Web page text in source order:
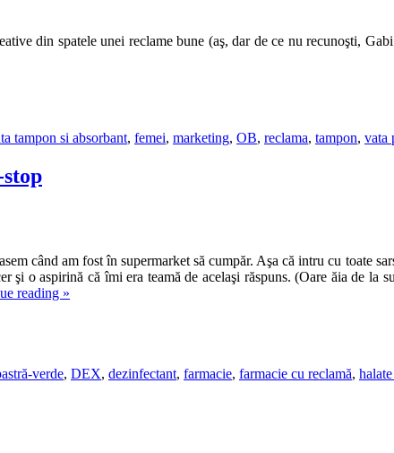
din spatele unei reclame bune (aş, dar de ce nu recunoşti,
tampon si absorbant, femei, marketing, OB, reclama, tampon, vata
când am fost în supermarket să cumpăr. Aşa că intru cu toate
şi o aspirină că îmi era teamă de acelaşi răspuns. (Oare ăia de
reading »
verde, DEX, dezinfectant, farmacie, farmacie cu reclamă,